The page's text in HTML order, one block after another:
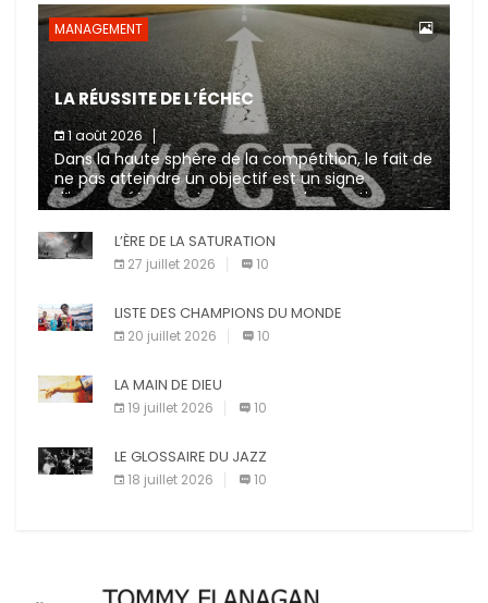
MANAGEMENT
LA RÉUSSITE DE L’ÉCHEC
1 août 2026
Dans la haute sphère de la compétition, le fait de
ne pas atteindre un objectif est un signe
d’incompétence et une source de sanctions
diverses (avertissement, […]
L’ÈRE DE LA SATURATION
27 juillet 2026 10
LISTE DES CHAMPIONS DU MONDE
20 juillet 2026 10
LA MAIN DE DIEU
19 juillet 2026 10
LE GLOSSAIRE DU JAZZ
18 juillet 2026 10